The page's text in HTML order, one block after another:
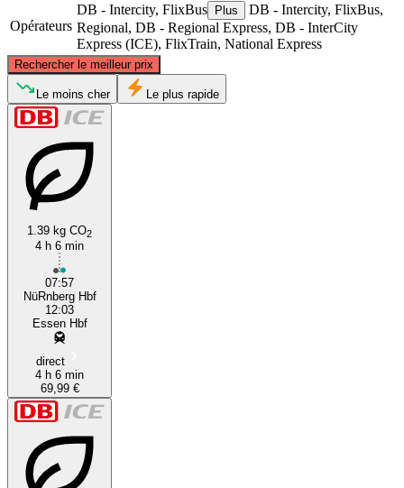
Opérateurs
DB - Intercity, FlixBus Plus
DB - Intercity, FlixBus,
Regional, DB - Regional Express, DB - InterCity
Express (ICE), FlixTrain, National Express
Rechercher le meilleur prix
Essen, NW
©CARTO, ©OpenStreetMapcontributors
Le moins cher Le plus rapide
1.39 kg CO2
4 h 6 min
07:57
NüRnberg Hbf
12:03
Essen Hbf
direct
4 h 6 min
69,99 €